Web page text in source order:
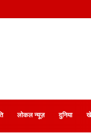
लोकल न्यूज़ दुनिया